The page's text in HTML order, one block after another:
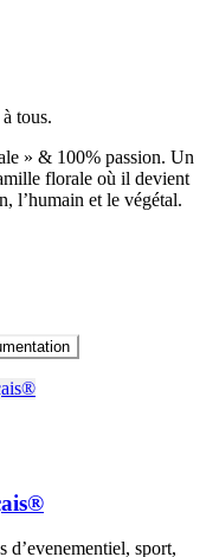
tous.
» & 100% passion. Un
florale où il devient
l’humain et le végétal.
d’evenementiel, sport,